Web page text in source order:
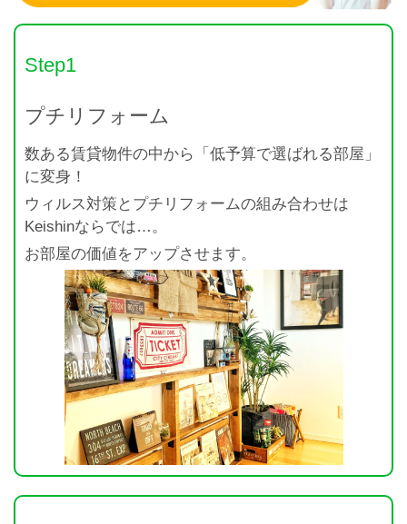
Step1
プチリフォーム
数ある賃貸物件の中から「低予算で選ばれる部屋」
に変身！
ウィルス対策とプチリフォームの組み合わせは
Keishinならでは…。
お部屋の価値をアップさせます。